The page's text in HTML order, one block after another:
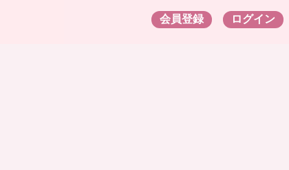
ログイン
会員登録